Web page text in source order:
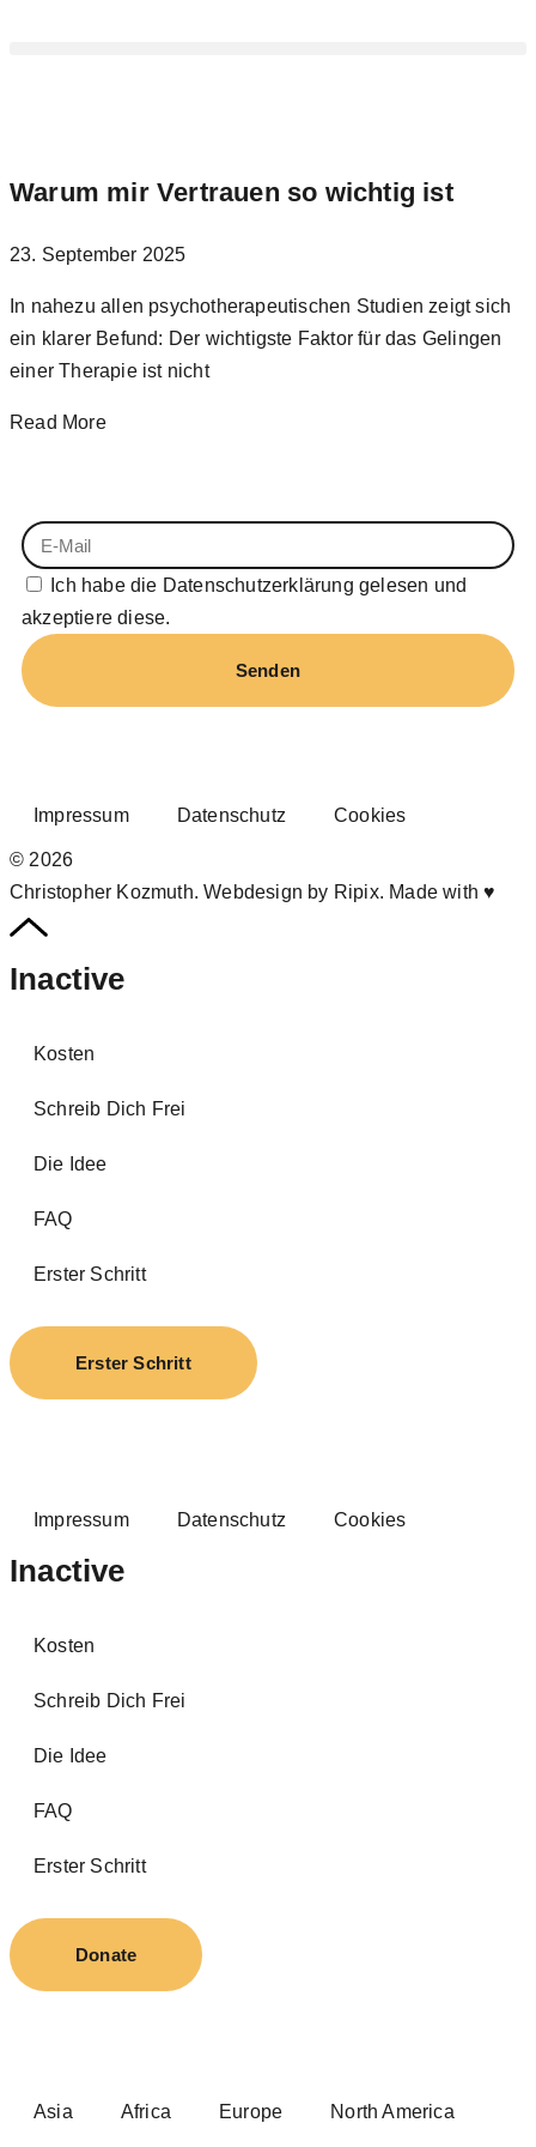
Warum mir Vertrauen so wichtig ist
23. September 2025
In nahezu allen psychotherapeutischen Studien zeigt sich
ein klarer Befund: Der wichtigste Faktor für das Gelingen
einer Therapie ist nicht
Read More
Ich habe die Datenschutzerklärung gelesen und
akzeptiere diese.
Senden
Impressum Datenschutz Cookies
© 2026
Christopher Kozmuth.Webdesign by Ripix. Made with ♥
Inactive
Kosten
Schreib Dich Frei
Die Idee
FAQ
Erster Schritt
Erster Schritt
Impressum Datenschutz Cookies
Inactive
Kosten
Schreib Dich Frei
Die Idee
FAQ
Erster Schritt
Donate
Asia Africa Europe North America